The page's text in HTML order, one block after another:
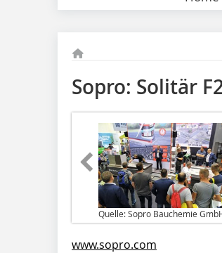
Sopro: Solitär
Quelle: Sopro Bauchemie
www.sopro.com